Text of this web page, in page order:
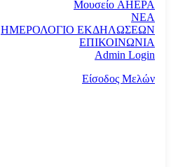
Μουσείο AHEPA
ΝΕΑ
ΗΜΕΡΟΛΟΓΙΟ ΕΚΔΗΛΩΣΕΩΝ
ΕΠΙΚΟΙΝΩΝΙΑ
Admin Login
Είσοδος Μελών